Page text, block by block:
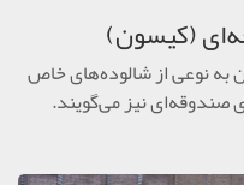
(کیسون)
به نوعی از شالوده‌های خاص
صندوقه‌ای نیز می‌گویند.